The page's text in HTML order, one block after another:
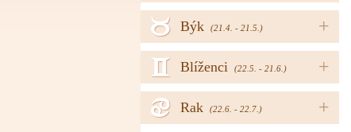
+
Býk (21.4. - 21.5.)
b
+
Blíženci (22.5. - 21.6.)
c
+
Rak (22.6. - 22.7.)
d